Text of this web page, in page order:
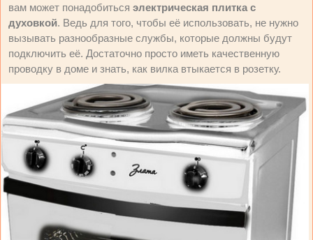
вам может понадобиться электрическая плитка с
духовкой. Ведь для того, чтобы её использовать, не нужно
вызывать разнообразные службы, которые должны будут
подключить её. Достаточно просто иметь качественную
проводку в доме и знать, как вилка втыкается в розетку.